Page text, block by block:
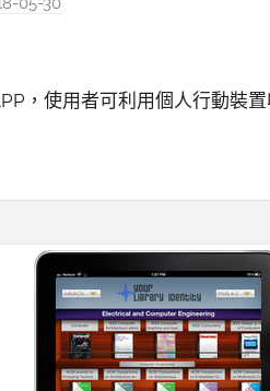
h
a
a
l
a
，使用者可利用個人行動裝